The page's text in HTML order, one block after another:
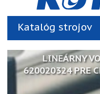
Katalóg strojov
LINEÁRNY
620020324 PRE